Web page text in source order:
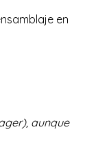
en
aunque